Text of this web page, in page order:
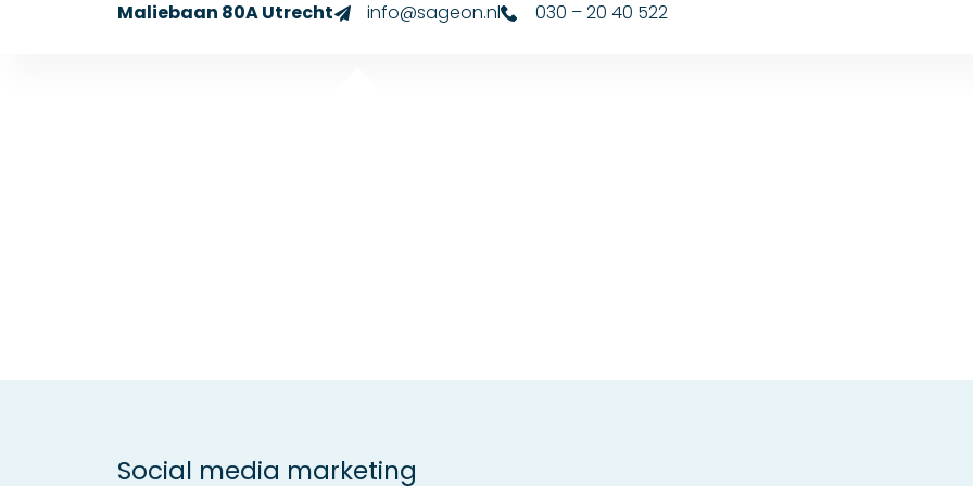
Maliebaan 80A Utrecht info@sageon.nl 030 – 20 40 522
Social media marketing